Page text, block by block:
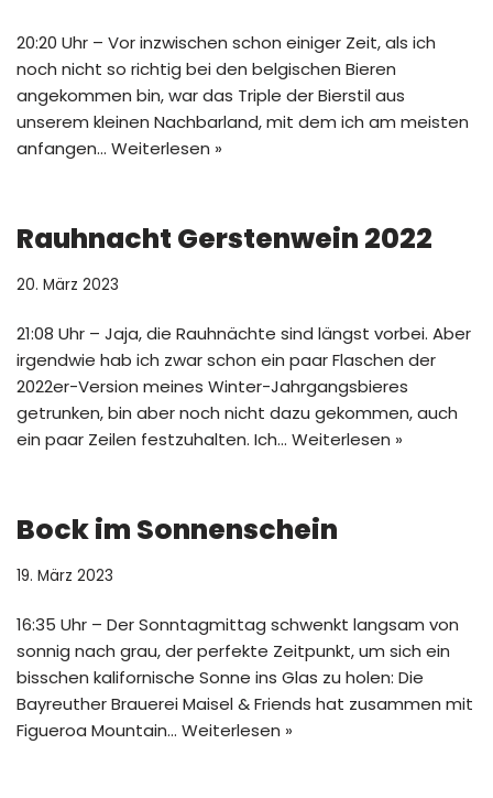
20:20 Uhr – Vor inzwischen schon einiger Zeit, als ich
noch nicht so richtig bei den belgischen Bieren
angekommen bin, war das Triple der Bierstil aus
unserem kleinen Nachbarland, mit dem ich am meisten
anfangen… Weiterlesen »
Rauhnacht Gerstenwein 2022
20. März 2023
21:08 Uhr – Jaja, die Rauhnächte sind längst vorbei. Aber
irgendwie hab ich zwar schon ein paar Flaschen der
2022er-Version meines Winter-Jahrgangsbieres
getrunken, bin aber noch nicht dazu gekommen, auch
ein paar Zeilen festzuhalten. Ich… Weiterlesen »
Bock im Sonnenschein
19. März 2023
16:35 Uhr – Der Sonntagmittag schwenkt langsam von
sonnig nach grau, der perfekte Zeitpunkt, um sich ein
bisschen kalifornische Sonne ins Glas zu holen: Die
Bayreuther Brauerei Maisel & Friends hat zusammen mit
Figueroa Mountain… Weiterlesen »